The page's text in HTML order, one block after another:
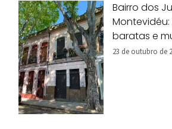
Bairro dos
baratas e
23 de outubro de